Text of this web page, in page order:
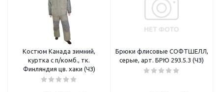
Костюм Канада зимний,
куртка с п/комб., тк.
Финляндия цв. хаки (ЧЗ)
Брюки флисовые СОФТШЕЛЛ,
серые, арт. БРЮ 293.5.3 (ЧЗ)